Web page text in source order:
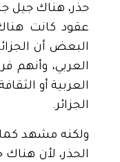
حذر، هناك جيل
عقود كانت
البعض أن
العربي، وأنهم
العربية أو
الجزائر.
ولكنه مشهد
الحذر، لأن